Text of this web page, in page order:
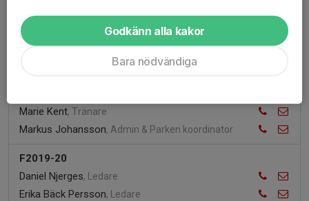
Marija Gustafsson
, Tränare
Sara Holmeskär, Tränare
Marie Kent, Tränare
Markus Johansson, Admin & Parken koordinator
F2019-20
Daniel Njerges, Ledare
Erika Bäck Persson, Ledare
Godkänn alla kakor
Bara nödvändiga